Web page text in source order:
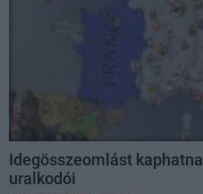
Idegösszeomlást
uralkodói